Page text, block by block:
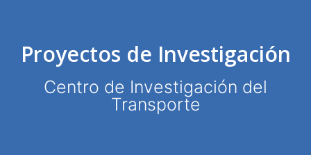
Proyectos de Investigación
Centro de Investigación del
Transporte